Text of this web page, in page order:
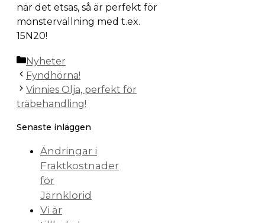
när det etsas, så är perfekt för
mönstervällning med t.ex.
15N20!
Kategorier
Nyheter
Fyndhörna!
Vinnies Olja, perfekt för
träbehandling!
Senaste inläggen
Ändringar i
Fraktkostnader
för
Järnklorid
Vi är